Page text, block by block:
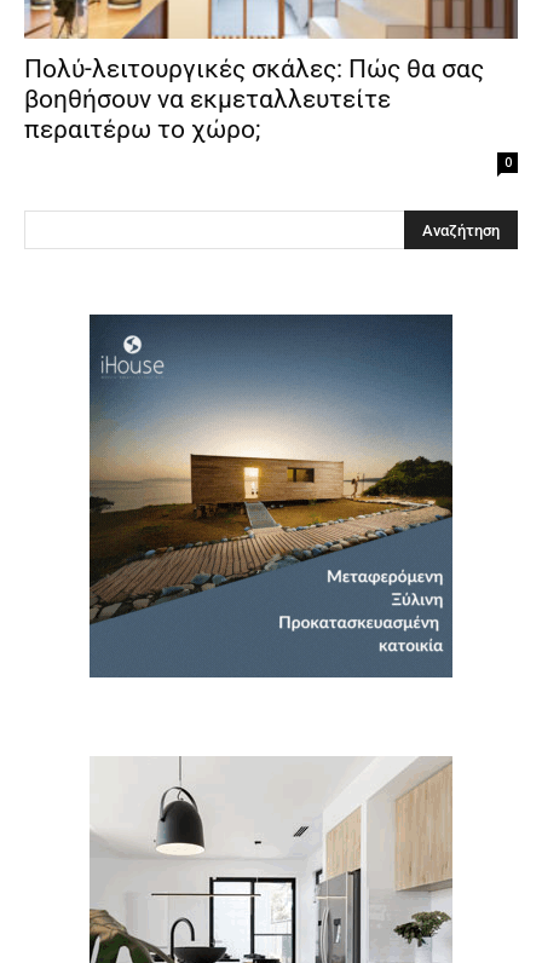
Πολύ-λειτουργικές σκάλες: Πώς θα σας
βοηθήσουν να εκμεταλλευτείτε
περαιτέρω το χώρο;
0
Για να μαθαίνετε πρώτοι τα νέα και όλες
τις τάσεις του κλάδου, εγγραφείτε στο
newsletter μας!
Email
Γράψτε εδώ το email σας
Ευχαριστώ, αλλά δεν ενδιαφέρομαι αυτή την στιγμή